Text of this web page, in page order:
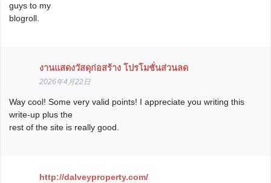
guys to my
blogroll.
งานแสดงวัสดุก่อสร้าง โปรโมชั่นส่วนลด
2026年4月22日
Way cool! Some very valid points! I appreciate you writing this
write-up plus the
rest of the site is really good.
http://dalveyproperty.com/